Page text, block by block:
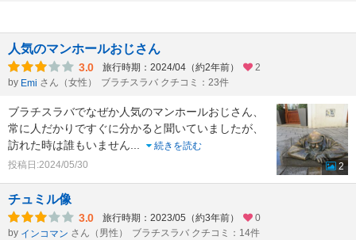
人気のマンホールおじさん
3.0 旅行時期：2024/04（約2年前）
2
by Emi さん（女性） ブラチスラバ クチコミ：23件
ブラチスラバでなぜか人気のマンホールおじさん、
常に人だかりですぐに分かると聞いていましたが、
訪れた時は誰もいません
続きを読む
投稿日:2024/05/30
2
チュミル像
3.0 旅行時期：2023/05（約3年前）
0
by インコマン さん（男性） ブラチスラバ クチコミ：14件